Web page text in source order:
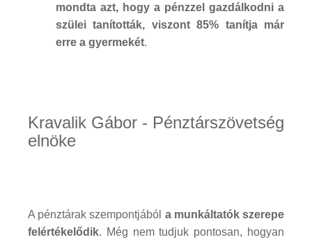
mondta azt, hogy a pénzzel gazdálkodni a
szülei tanították, viszont 85% tanítja már
erre a gyermekét.
Kravalik Gábor - Pénztárszövetség
elnöke
A pénztárak szempontjából a munkáltatók szerepe
felértékelődik. Még nem tudjuk pontosan, hogyan